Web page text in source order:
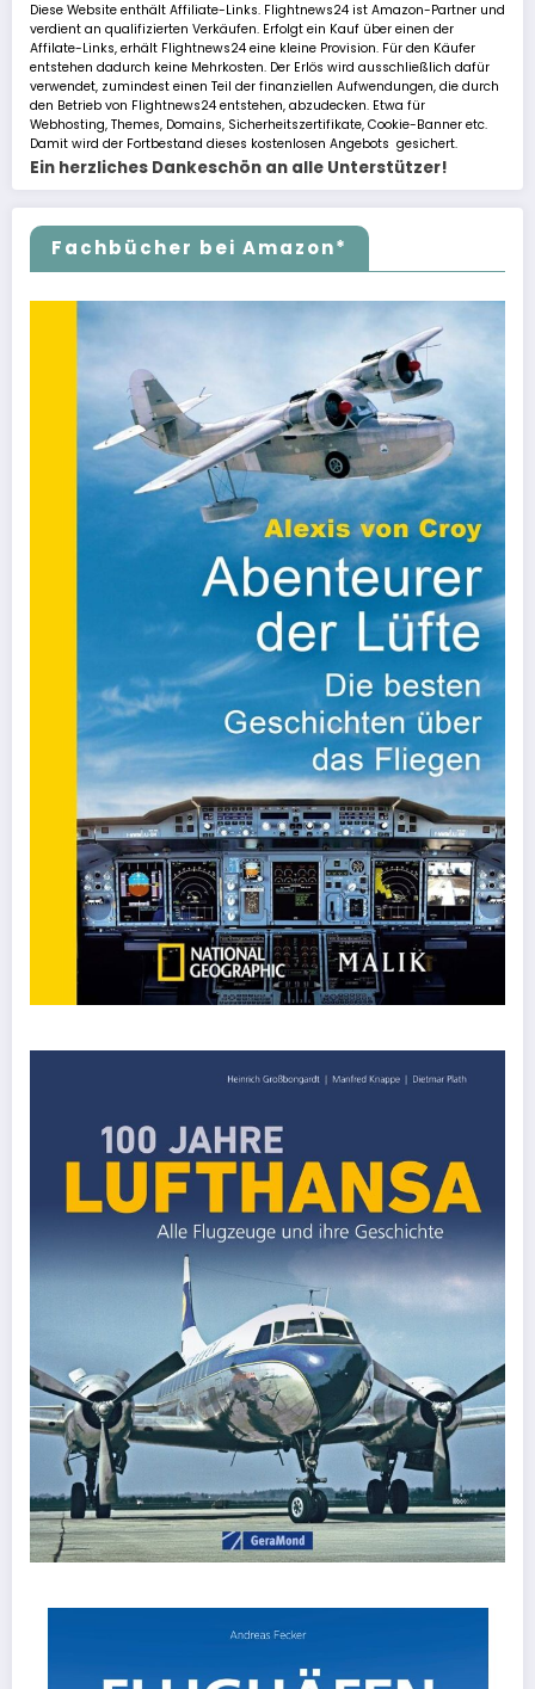
Diese Website enthält Affiliate-Links. Flightnews24 ist Amazon-Partner und
verdient an qualifizierten Verkäufen. Erfolgt ein Kauf über einen der
Affilate-Links, erhält Flightnews24 eine kleine Provision. Für den Käufer
entstehen dadurch keine Mehrkosten. Der Erlös wird ausschließlich dafür
verwendet, zumindest einen Teil der finanziellen Aufwendungen, die durch
den Betrieb von Flightnews24 entstehen, abzudecken. Etwa für
Webhosting, Themes, Domains, Sicherheitszertifikate, Cookie-Banner etc.
Damit wird der Fortbestand dieses kostenlosen Angebots gesichert.
Ein herzliches Dankeschön an alle Unterstützer!
Fachbücher bei Amazon*